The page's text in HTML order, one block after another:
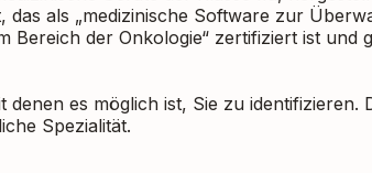
das als „medizinische Software zur
der Onkologie“ zertifiziert ist und
es möglich ist, Sie zu identifizieren.
Spezialität.